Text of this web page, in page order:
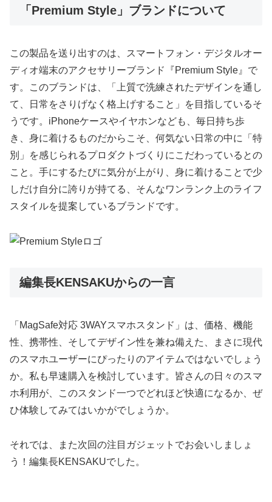
「Premium Style」ブランドについて
この製品を送り出すのは、スマートフォン・デジタルオー
ディオ端末のアクセサリーブランド『Premium Style』で
す。このブランドは、「上質で洗練されたデザインを通し
て、日常をさりげなく格上げすること」を目指しているそ
うです。iPhoneケースやイヤホンなども、毎日持ち歩
き、身に着けるものだからこそ、何気ない日常の中に「特
別」を感じられるプロダクトづくりにこだわっているとの
こと。手にするたびに気分が上がり、身に着けることで少
しだけ自分に誇りが持てる、そんなワンランク上のライフ
スタイルを提案しているブランドです。
編集長KENSAKUからの一言
「MagSafe対応 3WAYスマホスタンド」は、価格、機能
性、携帯性、そしてデザイン性を兼ね備えた、まさに現代
のスマホユーザーにぴったりのアイテムではないでしょう
か。私も早速購入を検討しています。皆さんの日々のスマ
ホ利用が、このスタンド一つでどれほど快適になるか、ぜ
ひ体験してみてはいかがでしょうか。
それでは、また次回の注目ガジェットでお会いしましょ
う！編集長KENSAKUでした。